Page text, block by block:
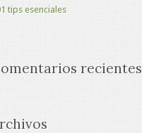
tips esenciales
recientes